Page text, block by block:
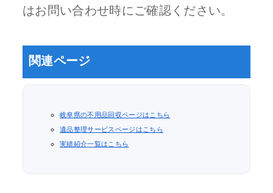
はお問い合わせ時にご確認ください。
関連ページ
岐阜県の不用品回収ページはこちら
遺品整理サービスページはこちら
実績紹介一覧はこちら